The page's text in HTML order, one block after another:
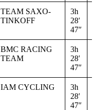
TEAM SAXO-
TINKOFF
3h
28′
47″
BMC RACING
TEAM
3h
28′
47″
IAM CYCLING
3h
28′
47″